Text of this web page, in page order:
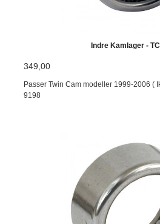
Indre Kamlager -
349,00
Passer Twin Cam modeller 1999-2006 (
9198